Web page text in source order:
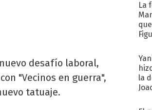
desafío laboral,
con "Vecinos en guerra",
tatuaje.
La
la